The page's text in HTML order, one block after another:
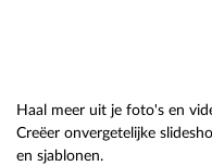
Haal meer uit je foto's en
Creëer onvergetelijke
en sjablonen.